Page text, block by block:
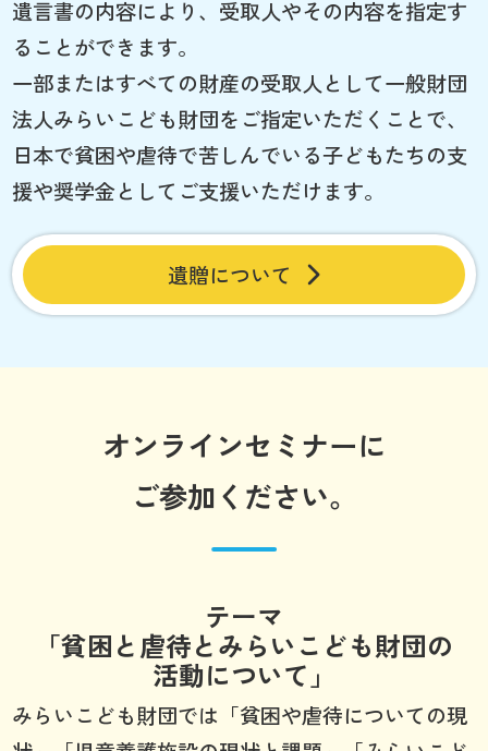
遺言書の内容により、受取人やその内容を指定す
ることができます。
一部またはすべての財産の受取人として一般財団
法人みらいこども財団をご指定いただくことで、
日本で貧困や虐待で苦しんでいる子どもたちの支
援や奨学金としてご支援いただけます。
遺贈について
オンラインセミナーに
ご参加ください。
テーマ
「貧困と虐待とみらいこども財団の
活動について」
みらいこども財団では「貧困や虐待についての現